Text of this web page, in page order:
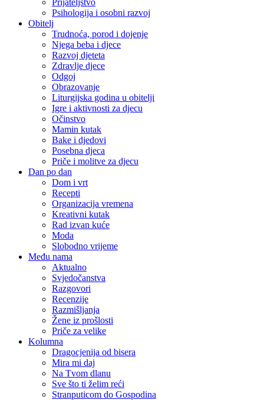
Psihologija i osobni razvoj
Obitelj
Trudnoća, porod i dojenje
Njega beba i djece
Razvoj djeteta
Zdravlje djece
Odgoj
Obrazovanje
Liturgijska godina u obitelji
Igre i aktivnosti za djecu
Očinstvo
Mamin kutak
Bake i djedovi
Posebna djeca
Priče i molitve za djecu
Dan po dan
Dom i vrt
Recepti
Organizacija vremena
Kreativni kutak
Rad izvan kuće
Moda
Slobodno vrijeme
Među nama
Aktualno
Svjedočanstva
Razgovori
Recenzije
Razmišljanja
Žene iz prošlosti
Priče za velike
Kolumna
Dragocjenija od bisera
Mira mi daj
Na Tvom dlanu
Sve što ti želim reći
Stranputicom do Gospodina